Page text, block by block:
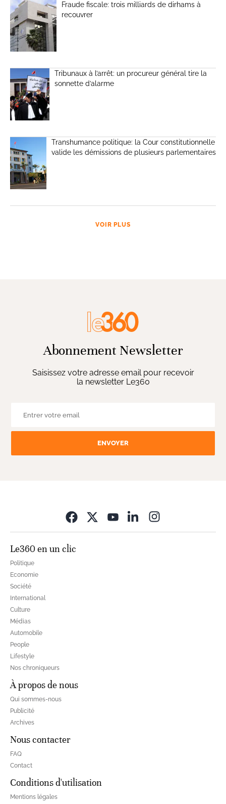
Fraude fiscale: trois milliards de dirhams à
recouvrer
Tribunaux à l’arrêt: un procureur général tire la
sonnette d’alarme
Transhumance politique: la Cour constitutionnelle
valide les démissions de plusieurs parlementaires
VOIR PLUS
Abonnement Newsletter
Saisissez votre adresse email pour recevoir
la newsletter Le360
ENVOYER
Le360 en un clic
Politique
Economie
Société
International
Culture
Médias
Automobile
People
Lifestyle
Nos chroniqueurs
À propos de nous
Qui sommes-nous
Publicité
Archives
Nous contacter
FAQ
Contact
Conditions d'utilisation
Mentions légales